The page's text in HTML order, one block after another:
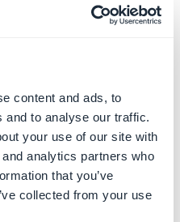
content and ads, to
and to analyse our traffic.
your use of our site with
analytics partners who
that you’ve
collected from your use
revisão do Google possa
página ao lado da seta
ao menu Conteúdo do